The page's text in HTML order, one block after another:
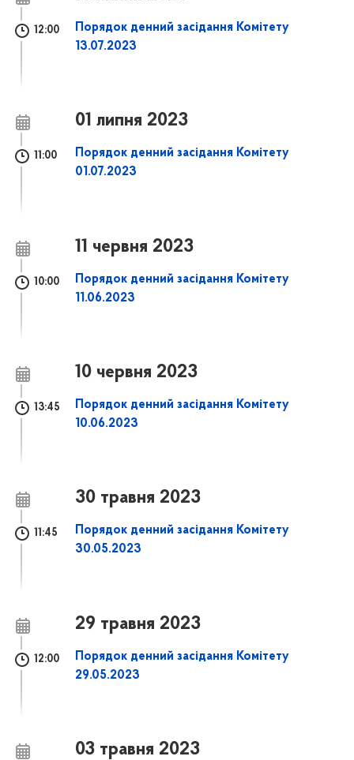
12:00
Порядок денний засідання Комітету
13.07.2023
01 липня 2023
11:00
Порядок денний засідання Комітету
01.07.2023
11 червня 2023
10:00
Порядок денний засідання Комітету
11.06.2023
10 червня 2023
13:45
Порядок денний засідання Комітету
10.06.2023
30 травня 2023
11:45
Порядок денний засідання Комітету
30.05.2023
29 травня 2023
12:00
Порядок денний засідання Комітету
29.05.2023
03 травня 2023